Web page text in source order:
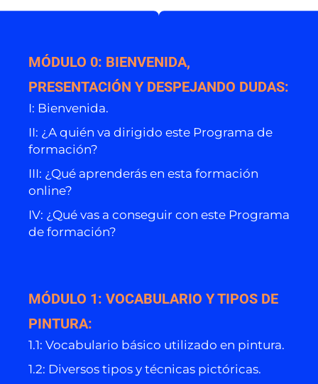
MÓDULO 0: BIENVENIDA,
PRESENTACIÓN Y DESPEJANDO DUDAS:
I: Bienvenida.
II: ¿A quién va dirigido este Programa de
formación?
III: ¿Qué aprenderás en esta formación
online?
IV: ¿Qué vas a conseguir con este Programa
de formación?
MÓDULO 1: VOCABULARIO Y TIPOS DE
PINTURA:
1.1: Vocabulario básico utilizado en pintura.
1.2: Diversos tipos y técnicas pictóricas.